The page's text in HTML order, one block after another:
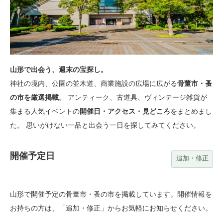
山形で出会う、週末の宝探し。
神社の境内、公園の並木道、商業施設の広場に広がる骨董市・蚤
の市を厳選掲載。 アンティーク、古道具、ヴィンテージ雑貨が
集まる人気イベントの開催日・アクセス・見どころをまとめまし
た。 思いがけない一品と出会う一日を探してみてください。
開催予定日 追加・修正
山形で開催予定の骨董市・蚤の市を掲載しています。開催情報を
お持ちの方は、「追加・修正」からお気軽にお知らせください。